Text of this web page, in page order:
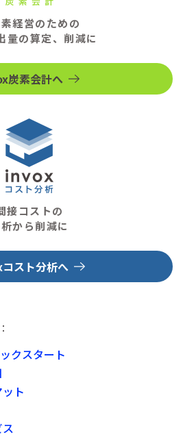
経営のための
量の算定、削減に
炭素会計へ
接コストの
から削減に
スト分析へ
クスタート
ト